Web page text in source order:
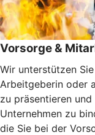
Vorsorge &
Wir unterstützen
Arbeitgeberin oder
zu präsentieren
Unternehmen zu
die Sie bei der